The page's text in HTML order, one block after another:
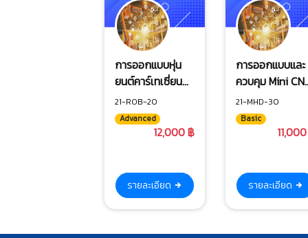
การออกแบบหุ่น
ยนต์คาร์เทเซี่ยน
(X-Y-Z) เพื่อการ
ประยุกต์ใช้งาน
อุตสาหกรรม
21-ROB-20
Advanced
12,000 ฿
รายละเอียด
การออกแบบและ
ควบคุม Mini
3 axis
21-MHD-30
Basic
รายละเอียด